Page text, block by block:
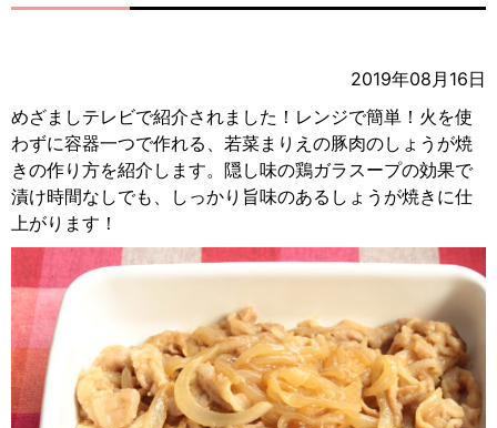
2019年08月16日
めざましテレビで紹介されました！レンジで簡単！火を使
わずに容器一つで作れる、若菜まりえの豚肉のしょうが焼
きの作り方を紹介します。隠し味の鶏ガラスープの効果で
漬け時間なしでも、しっかり旨味のあるしょうが焼きに仕
上がります！